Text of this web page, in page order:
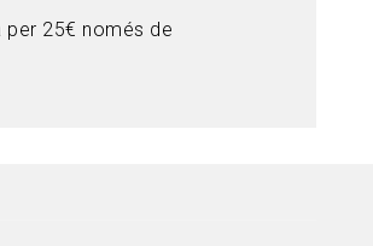
per 25€ només de